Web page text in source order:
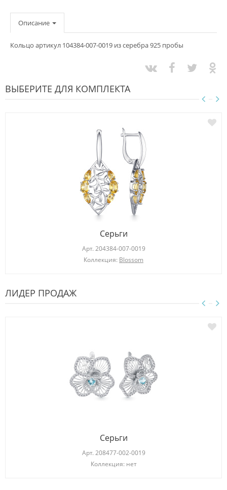
Описание
Кольцо артикул 104384-007-0019 из серебра 925 пробы
ВЫБЕРИТЕ ДЛЯ КОМПЛЕКТА
Серьги
Арт. 204384-007-0019
Коллекция: Blossom
ЛИДЕР ПРОДАЖ
Серьги
Арт. 208477-002-0019
Коллекция: нет